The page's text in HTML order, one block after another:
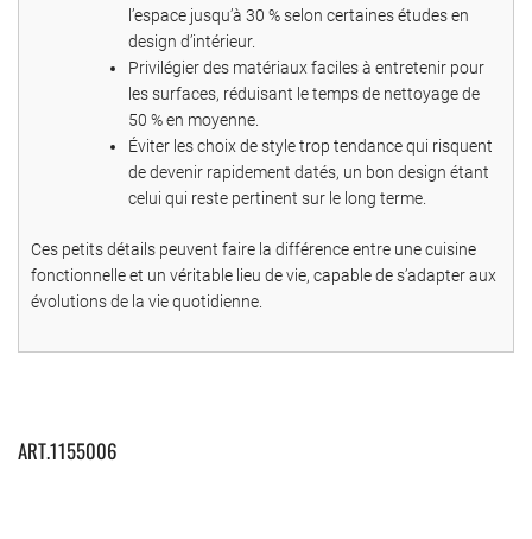
l’espace jusqu’à 30 % selon certaines études en
design d’intérieur.
Privilégier des matériaux faciles à entretenir pour
les surfaces, réduisant le temps de nettoyage de
50 % en moyenne.
Éviter les choix de style trop tendance qui risquent
de devenir rapidement datés, un bon design étant
celui qui reste pertinent sur le long terme.
Ces petits détails peuvent faire la différence entre une cuisine
fonctionnelle et un véritable lieu de vie, capable de s’adapter aux
évolutions de la vie quotidienne.
ART.1155006